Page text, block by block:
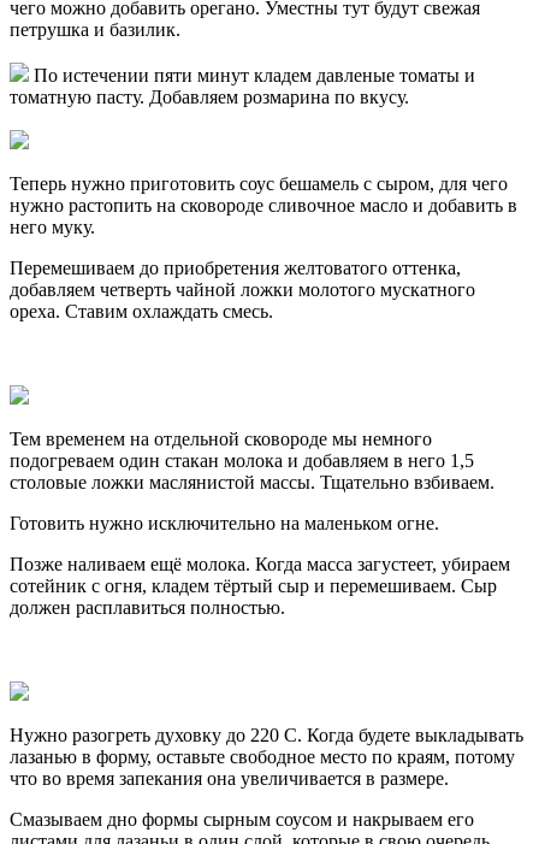
чего можно добавить орегано. Уместны тут будут свежая
петрушка и базилик.
По истечении пяти минут кладем давленые томаты и
томатную пасту. Добавляем розмарина по вкусу.
Теперь нужно приготовить соус бешамель с сыром, для чего
нужно растопить на сковороде сливочное масло и добавить в
него муку.
Перемешиваем до приобретения желтоватого оттенка,
добавляем четверть чайной ложки молотого мускатного
ореха. Ставим охлаждать смесь.
Тем временем на отдельной сковороде мы немного
подогреваем один стакан молока и добавляем в него 1,5
столовые ложки маслянистой массы. Тщательно взбиваем.
Готовить нужно исключительно на маленьком огне.
Позже наливаем ещё молока. Когда масса загустеет, убираем
сотейник с огня, кладем тёртый сыр и перемешиваем. Сыр
должен расплавиться полностью.
Нужно разогреть духовку до 220 C. Когда будете выкладывать
лазанью в форму, оставьте свободное место по краям, потому
что во время запекания она увеличивается в размере.
Смазываем дно формы сырным соусом и накрываем его